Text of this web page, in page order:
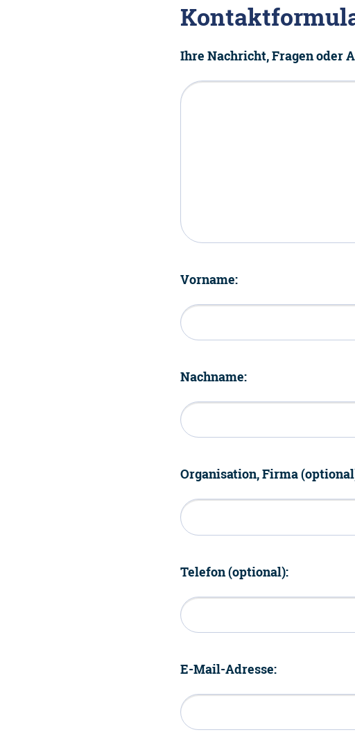
Ihre Nachricht, Fragen oder
Vorname:
Nachname:
Organisation, Firma
Telefon (optional):
E-Mail-Adresse: